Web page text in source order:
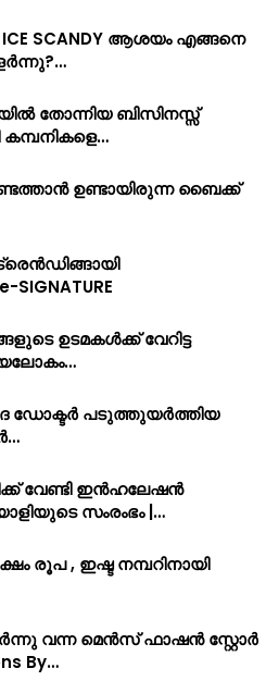
SCANDY ആശയം എങ്ങനെ
തോന്നിയ ബിസിനസ്സ്
ഉണ്ടായിരുന്ന ബൈക്ക്
SIGNATURE
ഉടമകൾക്ക് വേറിട്ട
ഡോക്ടർ പടുത്തുയർത്തിയ
വേണ്ടി ഇൻഹലേഷൻ
സംരംഭം |…
രൂപ , ഇഷ്ട നമ്പറിനായി
വന്ന മെൻസ് ഫാഷൻ സ്റ്റോർ
By…